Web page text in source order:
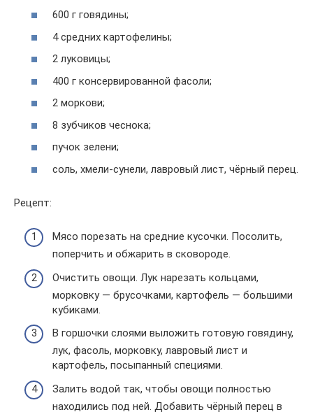
600 г говядины;
4 средних картофелины;
2 луковицы;
400 г консервированной фасоли;
2 моркови;
8 зубчиков чеснока;
пучок зелени;
соль, хмели-сунели, лавровый лист, чёрный перец.
Рецепт:
Мясо порезать на средние кусочки. Посолить,
поперчить и обжарить в сковороде.
Очистить овощи. Лук нарезать кольцами,
морковку — брусочками, картофель — большими
кубиками.
В горшочки слоями выложить готовую говядину,
лук, фасоль, морковку, лавровый лист и
картофель, посыпанный специями.
Залить водой так, чтобы овощи полностью
находились под ней. Добавить чёрный перец в